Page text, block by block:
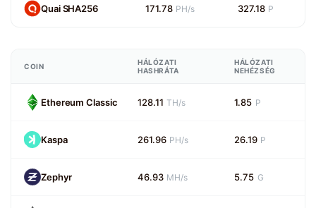
Quai SHA256 171.78 PH/s 327.18 P
COIN
HÁLÓZATI
HASHRÁTA
HÁLÓZATI
NEHÉZSÉG
Ethereum Classic 128.11 TH/s 1.85 P
Kaspa 261.96 PH/s 26.19 P
Zephyr 46.93 MH/s 5.75 G